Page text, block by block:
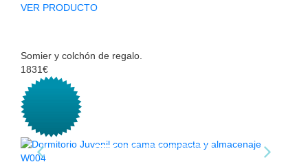
VER PRODUCTO
Somier y colchón de regalo.
1831€